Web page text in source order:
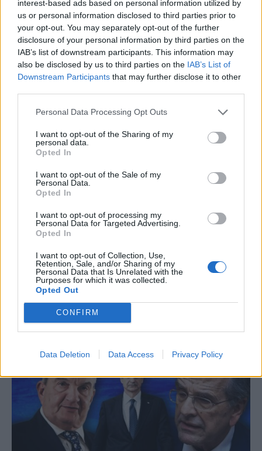
interest-based ads based on personal information utilized by
us or personal information disclosed to third parties prior to
your opt-out. You may separately opt-out of the further
disclosure of your personal information by third parties on the
IAB’s list of downstream participants. This information may
also be disclosed by us to third parties on the IAB’s List of
Downstream Participants that may further disclose it to other
Personal Data Processing Opt Outs
I want to opt-out of the Sharing of my
personal data.
Opted In
I want to opt-out of the Sale of my
Personal Data.
Opted In
I want to opt-out of processing my
Personal Data for Targeted Advertising.
Opted In
I want to opt-out of Collection, Use,
Retention, Sale, and/or Sharing of my
Personal Data that Is Unrelated with the
Purposes for which it was collected.
Opted Out
CONFIRM
Data Deletion Data Access Privacy Policy
ΣΥΝΕΧΊΣΤΕ ΝΑ ΔΙΑΒΆΖΕΤΕ